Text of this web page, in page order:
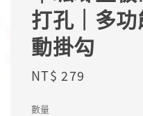
打孔｜多
動掛勾
Regular
NT$ 279
數量